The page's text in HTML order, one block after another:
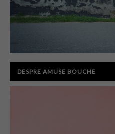
DESPRE AMUSE BOUCHE